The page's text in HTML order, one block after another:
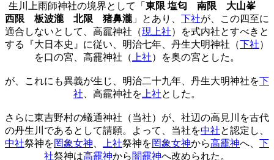
生川上雨師神社の境界として「 東限 塩匂 南限 大山峯
西限 板波瀧 北限 猪鼻瀧」とあり、 下社が、この四至に
適合しないとして、高靇神社（現上社）を式内社とすべきと
する『大日本史』に従い、明治七年、丹生大明神社（下社）
を口の宮、高靇神社（ 上社）を奥の宮とした。
が、これにも異義が生じ、明治二十九年、丹生大明神社を下
社 、高靇神社を 上社とした。
さらに東吉野村の蟻通神社（当社）が、社辺の高見川を古代
の丹生川であるとして請願。よって、当社を中社と認定し、
中社祭神を罔象女神 上社祭神を罔象女神から高靇神へ、 下
社祭神は高靇神から闇靇神へ改められた。